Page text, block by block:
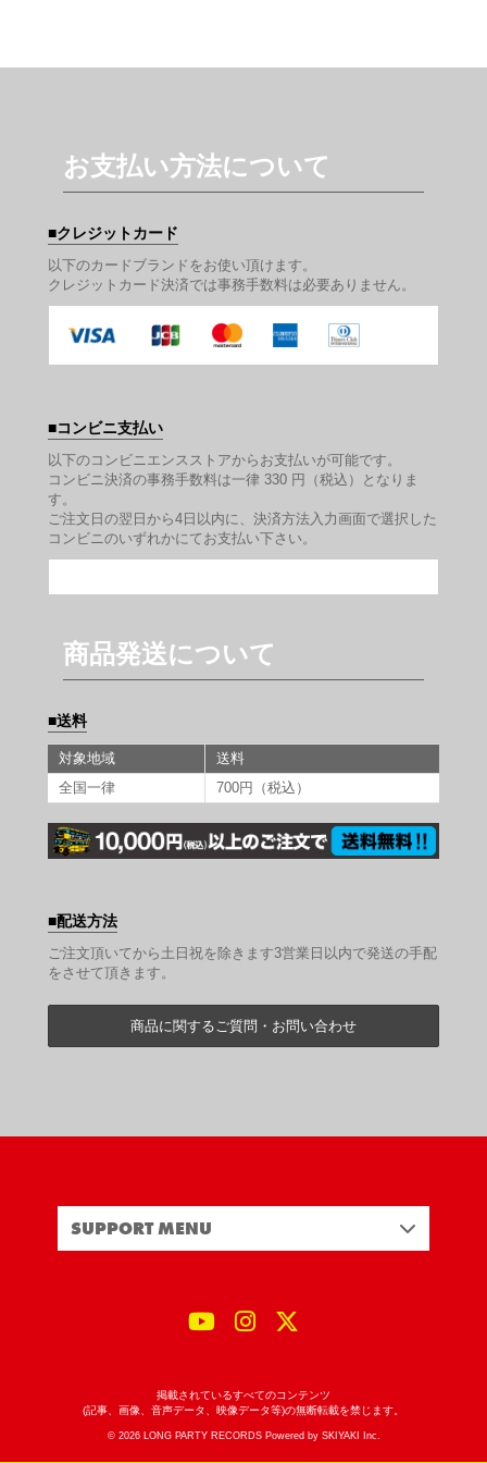
お支払い方法について
クレジットカード
以下のカードブランドをお使い頂けます。
クレジットカード決済では事務手数料は必要ありません。
コンビニ支払い
以下のコンビニエンスストアからお支払いが可能です。
コンビニ決済の事務手数料は一律 330 円（税込）となりま
す。
ご注文日の翌日から4日以内に、決済方法入力画面で選択した
コンビニのいずれかにてお支払い下さい。
商品発送について
送料
対象地域
送料
全国一律
700円（税込）
配送方法
ご注文頂いてから土日祝を除きます3営業日以内で発送の手配
をさせて頂きます。
商品に関するご質問・お問い合わせ
SUPPORT MENU
掲載されているすべてのコンテンツ
(記事、画像、音声データ、映像データ等)の無断転載を禁じます。
© 2026 LONG PARTY RECORDS Powered by SKIYAKI Inc.